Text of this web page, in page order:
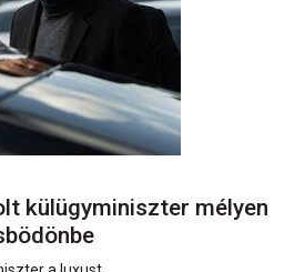
külügyminiszter mélyen